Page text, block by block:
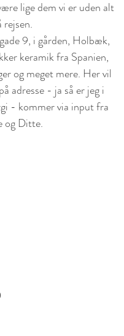
rejsen.
9, i gården, Holbæk,
keramik fra Spanien,
og meget mere. Her vil
adresse - ja så er jeg i
- kommer via input fra
og Ditte.